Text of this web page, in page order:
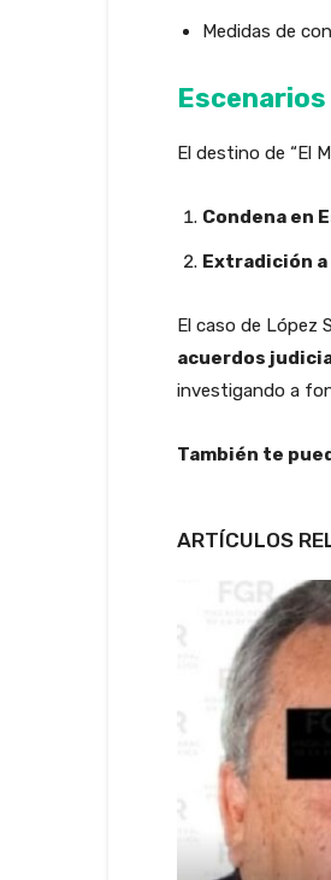
Medidas de
El destino de “El
Condena en
Extradición a
El caso de López
acuerdos
investigando a
También te
ARTÍCULOS